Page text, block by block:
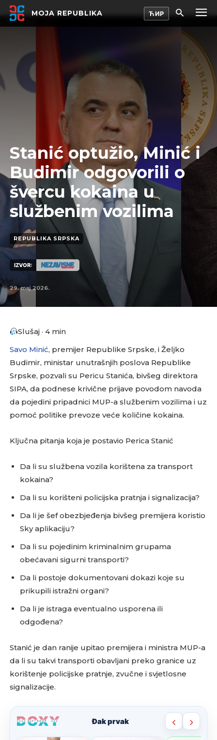
MOJA REPUBLIKA
Stanić optužio, Minić i
Budimir odgovorili o
švercu kokaina u
službenim vozilima
REPUBLIKA SRPSKA
IZVOR:
29. maj 2026.
Slušaj · 4 min
Savo Minić, premijer Republike Srpske, i Željko
Budimir, ministar unutrašnjih poslova Republike
Srpske, pozvali su Pericu Stanića, bivšeg direktora
SIPA, da podnese krivične prijave povodom navoda
da pojedini pripadnici MUP-a službenim vozilima i uz
pomoć politike prevoze veće količine kokaina.
Ključna pitanja koja je postavio Perica Stanić
Da li su službena vozila korištena za transport
kokaina?
Da li su korišteni policijska pratnja i signalizacija?
Da li je šef obezbjeđenja bivšeg premijera koristio
Sky aplikaciju?
Da li su pojedinim kriminalnim grupama
obećavani sigurni transporti?
Da li postoje dokumentovani dokazi koje su
prikupili istražni organi?
Da li je istraga eventualno usporena ili
odgođena?
Stanić je dan ranije upitao premijera i ministra MUP-a
da li su takvi transporti obavljani preko granice uz
korištenje policijske pratnje, zvučne i svjetlosne
signalizacije.